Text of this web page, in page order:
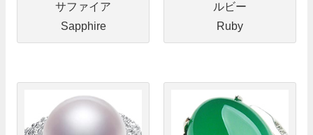
サファイア
Sapphire
ルビー
Ruby